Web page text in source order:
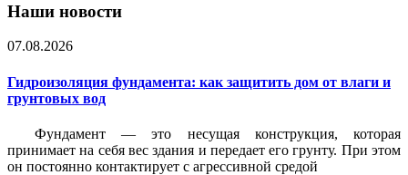
Наши новости
07.08.2026
Гидроизоляция фундамента: как защитить дом от влаги и
грунтовых вод
Фундамент — это несущая конструкция, которая
принимает на себя вес здания и передает его грунту. При этом
он постоянно контактирует с агрессивной средой